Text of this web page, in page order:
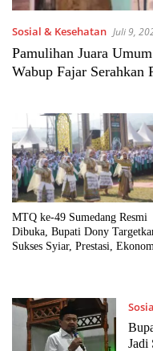
Sosial & Kesehatan Juli 9,
Pamulihan Juara
Wabup Fajar Serahkan
MTQ ke-49 Sumedang Resmi
Dibuka, Bupati Dony
Sukses Syiar, Prestasi,
Jadi